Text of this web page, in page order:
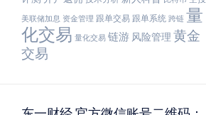
美联储加息 资金管理 跟单交易 跟单系统 跨链 量
化交易 量化交易 链游 风险管理 黄金
交易